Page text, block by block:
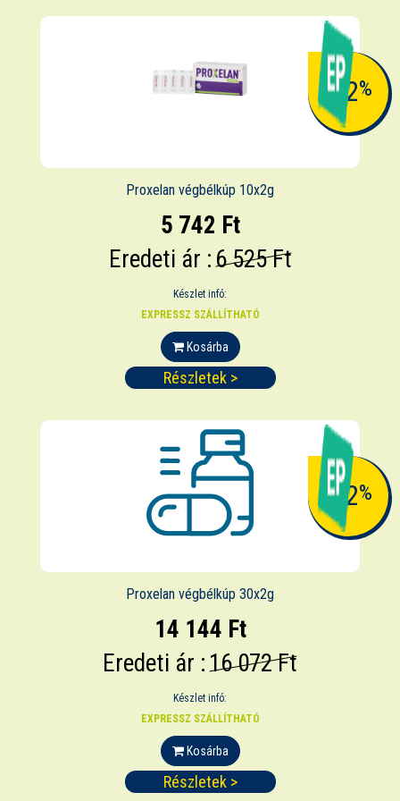
-12%
Proxelan végbélkúp 10x2g
5 742 Ft
Eredeti ár :6 525 Ft
Készlet infó:
EXPRESSZ SZÁLLÍTHATÓ
Kosárba
Részletek >
-12%
Proxelan végbélkúp 30x2g
14 144 Ft
Eredeti ár :16 072 Ft
Készlet infó:
EXPRESSZ SZÁLLÍTHATÓ
Kosárba
Részletek >